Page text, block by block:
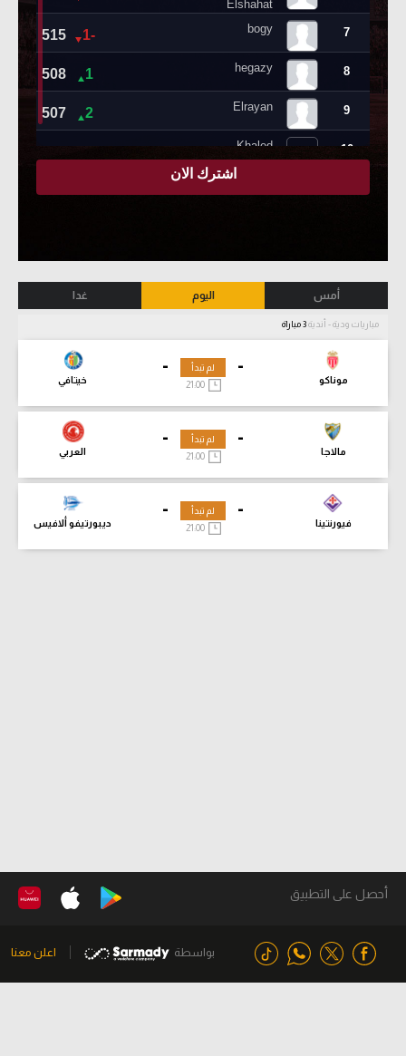
أمس اليوم غدا
مباريات ودية - أندية
-
موناكو
-
خيتافي
لم تبدأ
21:00
-
مالاجا
-
العربي
لم تبدأ
21:00
-
فيورنتينا
-
ديبورتيفو ألافيس
لم تبدأ
21:00
أحصل على التطبيق
بواسطة اعلن معنا